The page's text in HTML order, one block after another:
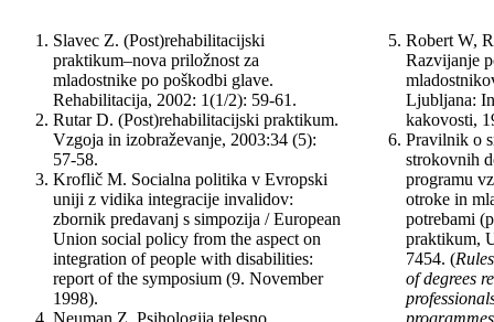
Slavec Z. (Post)rehabilitacijski
praktikum–nova priložnost za
mladostnike po poškodbi glave.
Rehabilitacija, 2002: 1(1/2): 59-61.
Rutar D. (Post)rehabilitacijski praktikum.
Vzgo­­ja in izobraževanje, 2003:34 (5):
57-58.
Kroflič M. Socialna politika v Evropski
uniji z vidika integracije invalidov:
zbornik predavanj s simpozija / European
Union social policy from the aspect on
integration of people with disabilities:
report of the symposium (9. No­vember
1998).
Robert W,
Razvijanje
Ljubljana:
kakovosti,
Pravilnik o
strokov­nih
programu
otroke in
potrebami
praktikum,
7454. (
of degrees